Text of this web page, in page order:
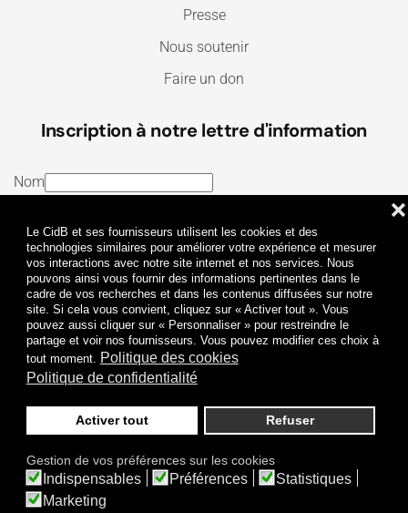
Le CidB et ses fournisseurs utilisent les cookies et des
technologies similaires pour améliorer votre expérience et mesurer
vos interactions avec notre site internet et nos services. Nous
pouvons ainsi vous fournir des informations pertinentes dans le
cadre de vos recherches et dans les contenus diffusées sur notre
site. Si cela vous convient, cliquez sur « Activer tout ». Vous
pouvez aussi cliquer sur « Personnaliser » pour restreindre le
partage et voir nos fournisseurs. Vous pouvez modifier ces choix à
tout moment. Politique des cookies
Politique de confidentialité
Activer tout Refuser
❌
Gestion de vos préférences sur les cookies
Indispensables Préférences
Statistiques
Marketing
Presse
Nous soutenir
Faire un don
Inscription à notre lettre d'information
Nom
J’ai lu et j’accepte lesTermes et conditionset la
Politique de confidentialité
Je m'abonne
© 2009-2026 CidB. Tous droits réservés.